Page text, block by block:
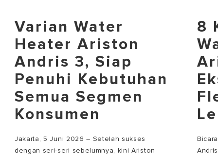
Varian Water
Heater Ariston
Andris 3, Siap
Penuhi Kebutuhan
Semua Segmen
Konsumen
Jakarta, 5 Juni 2026 – Setelah sukses
dengan seri-seri sebelumnya, kini Ariston
8